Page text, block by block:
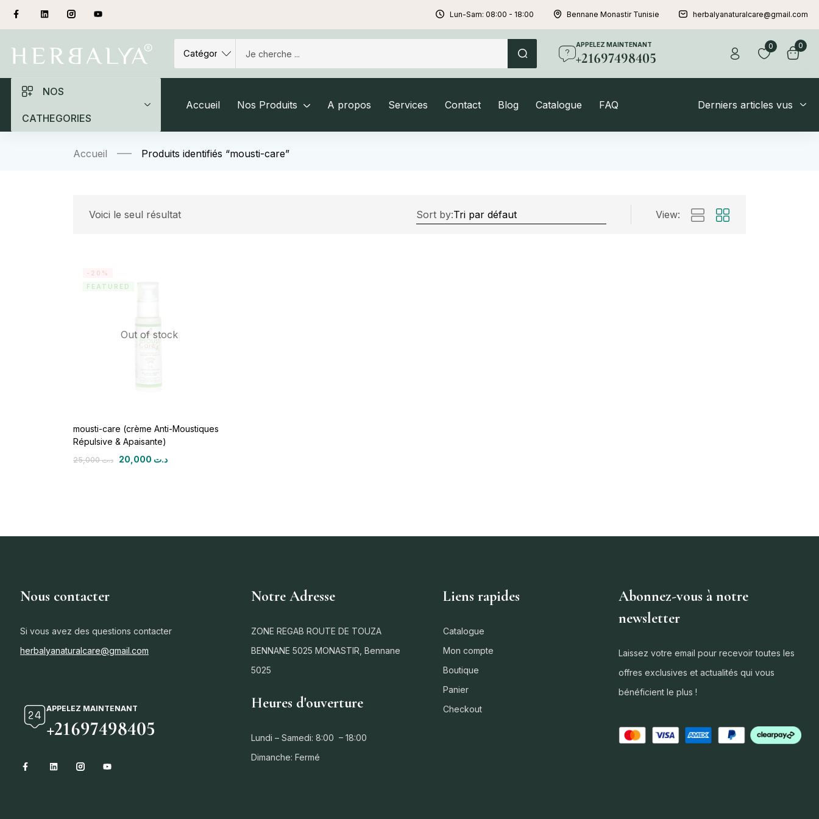
Lun-Sam: 08:00 - 18:00 Bennane Monastir Tunisie herbalyanaturalcare@gmail.com
APPELEZ MAINTENANT
+21697498405
0 0
NOS
CATHEGORIES
Accueil Nos Produits A propos Services Contact Blog Catalogue FAQ Derniers articles vus
Accueil Produits identifiés “mousti-care”
Voici le seul résultat Sort by: View:
Out of stock
-20%
FEATURED
mousti-care (crème Anti-Moustiques
Répulsive & Apaisante)
د.ت25,000 د.ت
Nous contacter
Si vous avez des questions contacter
herbalyanaturalcare@gmail.com
APPELEZ MAINTENANT
+21697498405
Notre Adresse
ZONE REGAB ROUTE DE TOUZA
BENNANE 5025 MONASTIR, Bennane
5025
Heures d'ouverture
Lundi – Samedi: 8:00 – 18:00
Dimanche: Fermé
Liens rapides
Catalogue
Mon compte
Boutique
Panier
Checkout
Abonnez-vous à notre
newsletter
Laissez votre email pour recevoir toutes les
offres exclusives et actualités qui vous
bénéficient le plus !